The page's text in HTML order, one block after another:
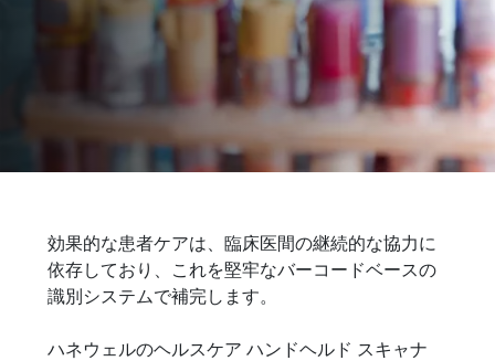
ハネウェルのヘルスケア スキャナは、エラーを減
らし、最高の患者ケアを提供するのに役立ちま
す。
効果的な患者ケアは、臨床医間の継続的な協力に
依存しており、これを堅牢なバーコードベースの
識別システムで補完します。
ハネウェルのヘルスケア ハンドヘルド スキャナ